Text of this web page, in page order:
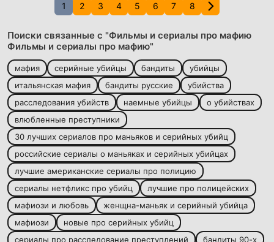
1 2 3 4 5 6 7 8
Поиски связанные с "Фильмы и сериалы про мафию
Фильмы и сериалы про мафию"
мафия серийные убийцы бандиты
убийцы
итальянская мафия
бандиты русские
убийства
расследования убийств
наемные убийцы
о убийствах
влюбленные преступники
30 лучших сериалов про маньяков и серийных убийц
российские сериалы о маньяках и серийных убийцах
лучшие американские сериалы про полицию
сериалы нетфликс про убийц
лучшие про полицейских
мафиози и любовь
женщна-маньяк и серийный убийца
мафиози
новые про серийных убийц
сериалы про расследование преступлений
бандиты 90-х